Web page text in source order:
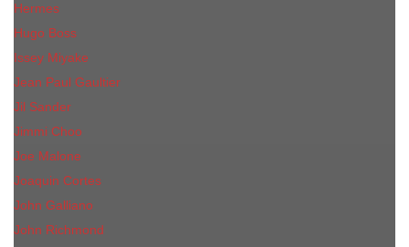
Hermes
Hugo Boss
Issey Miyake
Jean Paul Gaultier
Jil Sander
Jimmi Choo
Jое Malоnе
Joaquin Cortes
John Galliano
John Richmond